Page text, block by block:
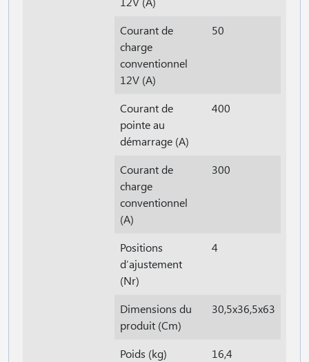
Courant de
charge
conventionnel
12V (A)
50
Courant de
pointe au
démarrage (A)
400
Courant de
charge
conventionnel
(A)
300
Positions
d′ajustement
(Nr)
4
Dimensions du
produit (Cm)
30,5x36,5x63
Poids (kg) 16,4